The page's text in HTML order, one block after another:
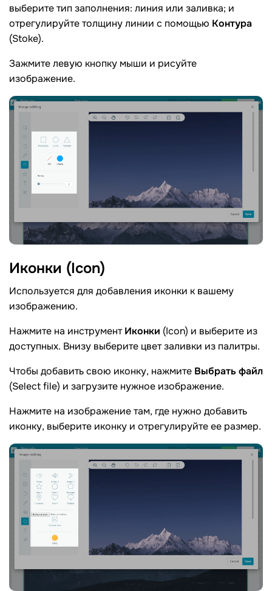
выберите тип заполнения: линия или заливка; и
отрегулируйте толщину линии с помощью Контура
(Stoke).
Зажмите левую кнопку мыши и рисуйте
изображение.
Иконки (Icon)
Используется для добавления иконки к вашему
изображению.
Нажмите на инструментИконки (Icon) и выберите из
доступных. Внизу выберите цвет заливки из палитры.
Чтобы добавить свою иконку, нажмите Выбрать файл
(Select file) и загрузите нужное изображение.
Нажмите на изображение там, где нужно добавить
иконку, выберите иконку и отрегулируйте ее размер.